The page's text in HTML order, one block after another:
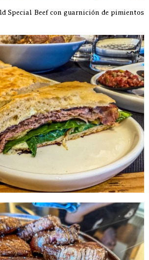
Special Beef con guarnición de pimientos